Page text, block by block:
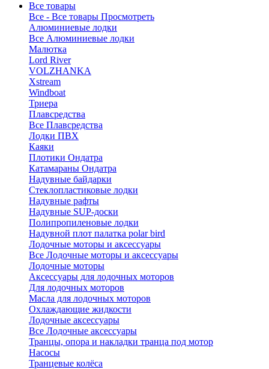
Все товары
Все - Все товары Просмотреть
Алюминиевые лодки
Все Алюминиевые лодки
Малютка
Lord River
VOLZHANKA
Xstream
Windboat
Триера
Плавсредства
Все Плавсредства
Лодки ПВХ
Каяки
Плотики Ондатра
Катамараны Ондатра
Надувные байдарки
Стеклопластиковые лодки
Надувные рафты
Надувные SUP-доски
Полипропиленовые лодки
Надувной плот палатка polar bird
Лодочные моторы и аксессуары
Все Лодочные моторы и аксессуары
Лодочные моторы
Аксессуары для лодочных моторов
Для лодочных моторов
Масла для лодочных моторов
Охлаждающие жидкости
Лодочные аксессуары
Все Лодочные аксессуары
Транцы, опора и накладки транца под мотор
Насосы
Транцевые колёса